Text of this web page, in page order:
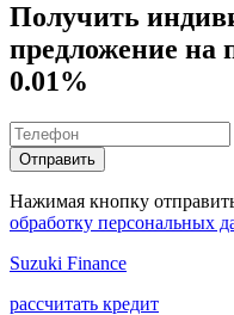
Получить
предложение на
0.01%
Отправить
Нажимая кнопку
обработку персональных
Suzuki Finance
рассчитать кредит